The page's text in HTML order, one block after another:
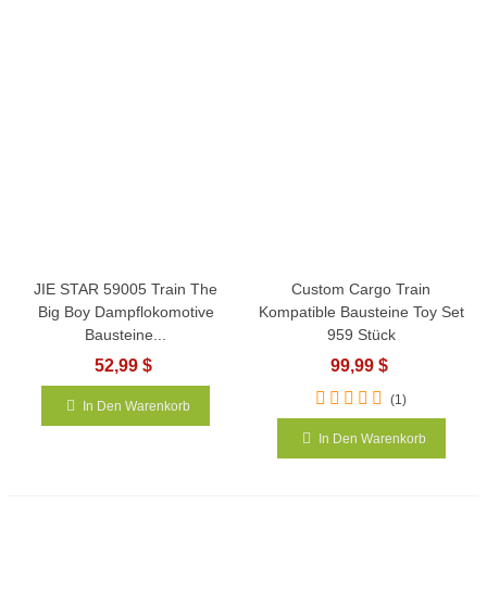
JIE STAR 59005 Train The
Big Boy Dampflokomotive
Bausteine...
52,99 $
In Den Warenkorb
Custom Cargo Train
Kompatible Bausteine Toy Set
959 Stück
99,99 $
(1)
In Den Warenkorb